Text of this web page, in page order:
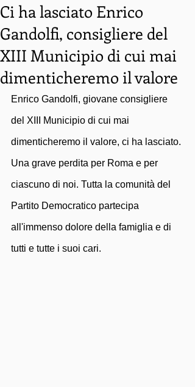
Ci ha lasciato Enrico
Gandolfi, consigliere del
XIII Municipio di cui mai
dimenticheremo il valore
Enrico Gandolfi, giovane consigliere
del XIII Municipio di cui mai
dimenticheremo il valore, ci ha lasciato.
Una grave perdita per Roma e per
ciascuno di noi. Tutta la comunità del
Partito Democratico partecipa
all'immenso dolore della famiglia e di
tutti e tutte i suoi cari.